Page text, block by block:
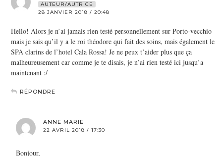
AUTEUR/AUTRICE
28 JANVIER 2018 / 20:48
Hello! Alors je n’ai jamais rien testé personnellement sur Porto-vecchio
mais je sais qu’il y a le roi théodore qui fait des soins, mais également le
SPA clarins de l’hotel Cala Rossa! Je ne peux t’aider plus que ça
malheureusement car comme je te disais, je n’ai rien testé ici jusqu’a
maintenant :/
RÉPONDRE
ANNE MARIE
22 AVRIL 2018 / 17:30
Bonjour,